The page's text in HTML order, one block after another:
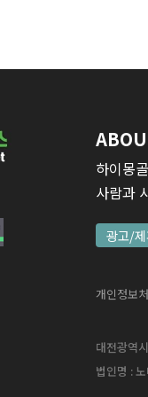
하이몽
사람과
광고/
개인정보
대전광역
법인명 :